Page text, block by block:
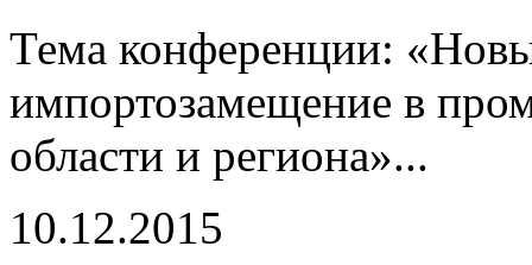
Тема конференции:
импортозамещение в
области и региона»...
10.12.2015